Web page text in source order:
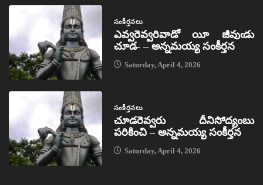
సంకీర్తనలు
ఎవ్వరెవ్వరివాడో యీ జీవుఁడు
చూడ- – అన్నమయ్య సంకీర్తన
Saturday, April 4, 2026
సంకీర్తనలు
చూడరెవ్వరు దీనిసోద్యంబు
పరికించి – అన్నమయ్య సంకీర్తన
Saturday, April 4, 2026